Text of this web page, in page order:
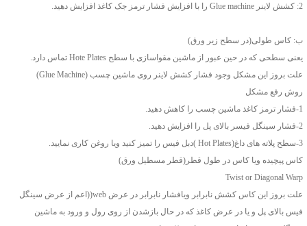
2: کشش لاینر Glue machine را با افزایش فشار ترمز جک کاغذ افزایش دهید.
ب: کاس طولی(در سطح زیر ورق)
یعنی سطحی که در حین عبور از ماشین مقواسازی با سطح Hote Plates تماس دارد.
علت بروز این مشکل وجود فشار کشش لاینر روی ماشین چسب (Glue Machine)
روش رفع مشکل
1-فشار ترمز کاغذ ماشین چسب را کاهش دهید.
2-فشار سینگل فیسر بالای پل را افزایش دهید.
3-سطح پلاته های داغ(Hot Plates )دبل فیس را تمیز کنید ویا روغن کاری نمایید.
کاس پیچیده ویا کاس در طول قطر(قطر مسطیل ورق)
Twist or Diagonal Warp
علت بروز این کاس کشش نابرابر ویافشار نابرابر در عرض web((اعم از عرض سینگل
فیس بالای پل و یا در عرض کاغذ که در حال بازشدن از روی رول و ورود به ماشین